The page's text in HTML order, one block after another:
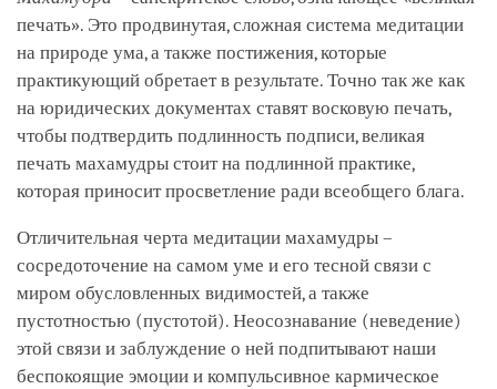
печать». Это продвинутая, сложная система медитации
на природе ума, а также постижения, которые
практикующий обретает в результате. Точно так же как
на юридических документах ставят восковую печать,
чтобы подтвердить подлинность подписи, великая
печать махамудры стоит на подлинной практике,
которая приносит просветление ради всеобщего блага.
Отличительная черта медитации махамудры –
сосредоточение на самом уме и его тесной связи с
миром обусловленных видимостей, а также
пустотностью (пустотой). Неосознавание (неведение)
этой связи и заблуждение о ней подпитывают наши
беспокоящие эмоции и компульсивное кармическое